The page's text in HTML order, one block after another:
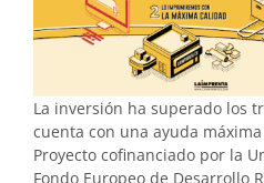
La inversión ha superado los
cuenta con una ayuda
Proyecto cofinanciado por la
Fondo Europeo de Desarrollo